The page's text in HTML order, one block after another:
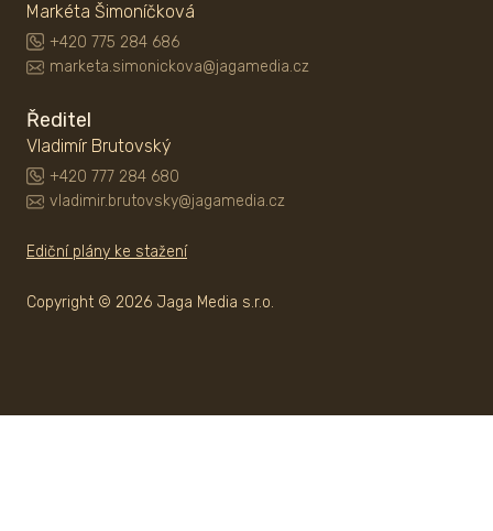
Markéta Šimoníčková
+420 775 284 686
marketa.simonickova@jagamedia.cz
Ředitel
Vladimír Brutovský
+420 777 284 680
vladimir.brutovsky@jagamedia.cz
Ediční plány ke stažení
Copyright © 2026 Jaga Media s.r.o.